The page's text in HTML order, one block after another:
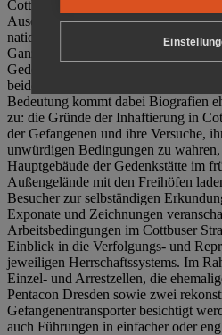
Cottbus ist. Im Zentrum der Arbeit der
Auseinandersetzung mit politischem
nationalsozialistischen
Ganzjährig zeigen mehrere Dauer-
Gedenkstätte Zuchthaus Cottbus
beiden deutschen Diktaturen des 20.
Bedeutung kommt dabei Biografien
zu: die Gründe der Inhaftierung in
der Gefangenen und ihre Versuche,
unwürdigen Bedingungen zu
Hauptgebäude der Gedenkstätte im
Außengelände mit den Freihöfen
Besucher zur selbständigen
Exponate und Zeichnungen
Arbeitsbedingungen im Cottbuser
Einblick in die Verfolgungs- und
jeweiligen Herrschaftssystems. Im
Einzel- und Arrestzellen, die
Pentacon Dresden sowie zwei
Gefangenentransporter besichtigt
auch Führungen in einfacher oder